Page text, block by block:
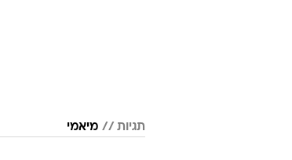
תגיות מיאמי